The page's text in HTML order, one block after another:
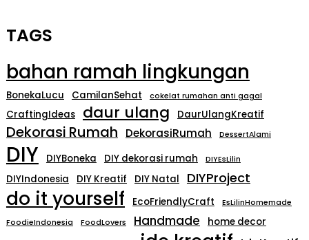
TAGS
bahan ramah lingkungan
BonekaLucu CamilanSehat cokelat rumahan anti gagal
CraftingIdeas daur ulang DaurUlangKreatif
Dekorasi Rumah DekorasiRumah DessertAlami
DIY DIYBoneka DIY dekorasi rumah DIYEsLilin
DIYIndonesia DIY Kreatif DIY Natal DIYProject
do it yourself EcoFriendlyCraft
EsLilinHomemade
FoodieIndonesia
FoodLovers Handmade home decor